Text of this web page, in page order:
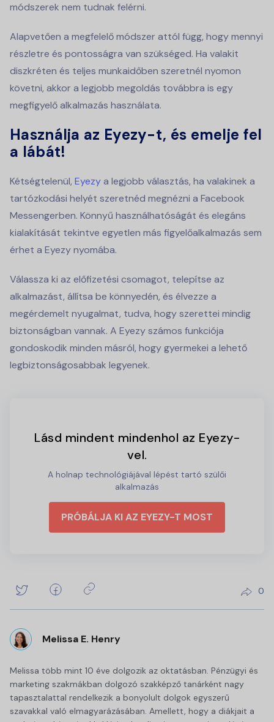
módszerek nem tudnak felérni.
Alapvetően a megfelelő módszer attól függ, hogy mennyi
részletre és pontosságra van szükséged. Ha valakit
diszkréten és teljes munkaidőben szeretnél nyomon
követni, akkor a legjobb megoldás továbbra is egy
megfigyelő alkalmazás használata.
Használja az Eyezy-t, és emelje fel
a lábát!
Kétségtelenül, Eyezya legjobb választás, ha valakinek a
tartózkodási helyét szeretnéd megnézni a Facebook
Messengerben. Könnyű használhatóságát és elegáns
kialakítását tekintve egyetlen más figyelőalkalmazás sem
érhet a Eyezy nyomába.
Válassza ki az előfizetési csomagot, telepítse az
alkalmazást, állítsa be könnyedén, és élvezze a
megérdemelt nyugalmat, tudva, hogy szerettei mindig
biztonságban vannak. A Eyezy számos funkciója
gondoskodik minden másról, hogy gyermekei a lehető
legbiztonságosabbak legyenek.
Lásd mindent mindenhol az Eyezy-
vel.
A holnap technológiájával lépést tartó szülői
alkalmazás
PRÓBÁLJA KI AZ EYEZY-T MOST
0
Melissa E. Henry
Melissa több mint 10 éve dolgozik az oktatásban. Pénzügyi és
marketing szakmákban dolgozó szakképző tanárként nagy
tapasztalattal rendelkezik a bonyolult dolgok egyszerű
szavakkal való elmagyarázásában. Amellett, hogy a diákjait a